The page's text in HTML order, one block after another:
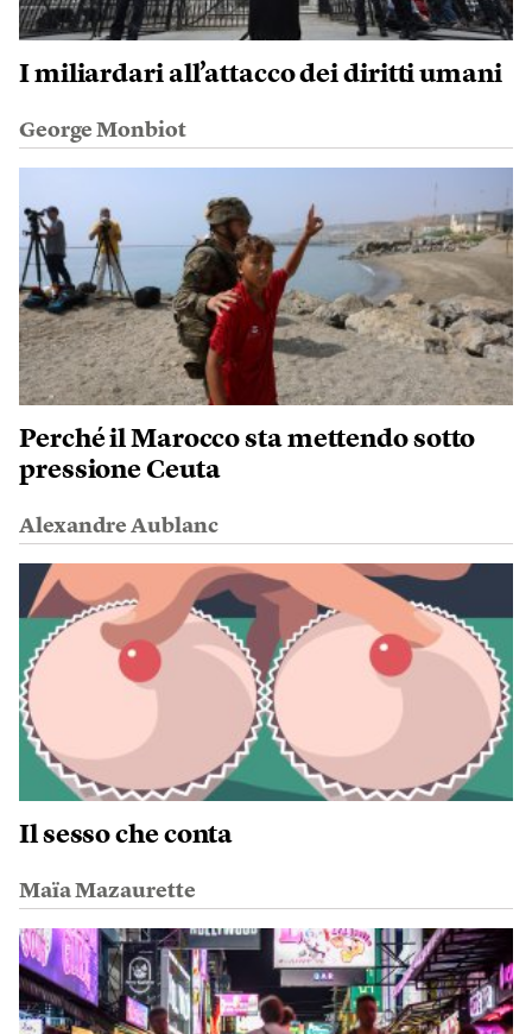
I miliardari all’attacco dei diritti umani
George Monbiot
Perché il Marocco sta mettendo sotto
pressione Ceuta
Alexandre Aublanc
Il sesso che conta
Maïa Mazaurette